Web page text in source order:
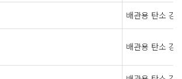
배관용 탄소 강
배관용 탄소 강